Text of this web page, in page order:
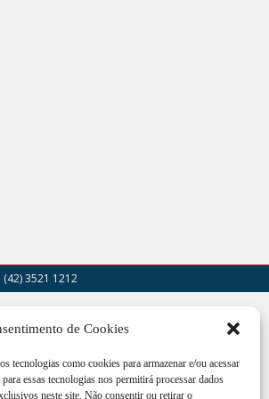
de Cookies
tecnologias como cookies para armazenar e/ou acessar
essas tecnologias nos permitirá processar dados
neste site. Não consentir ou retirar o
(42) 3521 1212
- Centro - União da
feira das 12:00h às